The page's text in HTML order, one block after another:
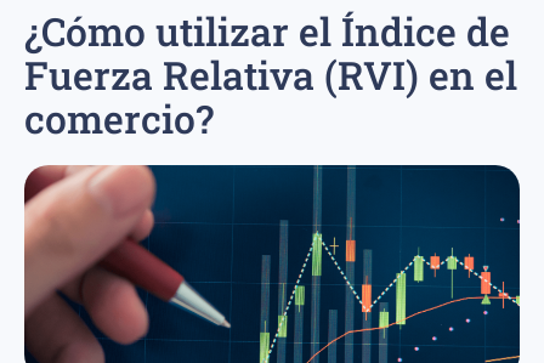
¿Cómo utilizar el Índice de
Fuerza Relativa (RVI) en el
comercio?